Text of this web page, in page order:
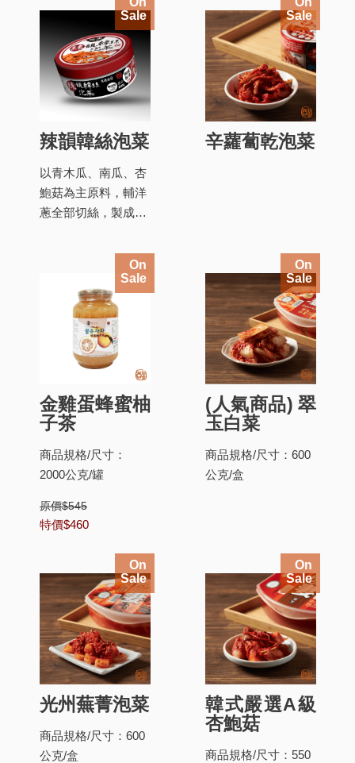
辣韻韓絲泡菜
以青木瓜、南瓜、杏
鮑菇為主原料，輔洋
蔥全部切絲，製成黃
Sale
辛蘿蔔乾泡菜
Sale
金雞蛋蜂蜜柚
子茶
商品規格/尺寸：
2000公克/罐
原價$545
特價$460
On
Sale
(人氣商品) 翠
玉白菜
商品規格/尺寸：600
公克/盒
On
Sale
光州蕪菁泡菜
商品規格/尺寸：600
公克/盒
On
Sale
韓式嚴選A級
杏鮑菇
商品規格/尺寸：550
On
Sale